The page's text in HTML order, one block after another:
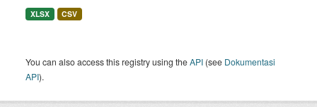
XLSX CSV
You can also access this registry using theAPI (see Dokumentasi
API).